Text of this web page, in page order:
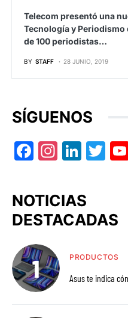
Telecom presentó una
Tecnología y
de 100 periodistas…
BY STAFF 28 JUNIO, 2019
SÍGUENOS
Facebook
NOTICIAS
DESTACADAS
PRODUCTOS
Asus te indica